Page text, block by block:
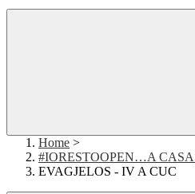
Home >
#IORESTOOPEN…A CASA
EVAGJELOS - IV A CUC